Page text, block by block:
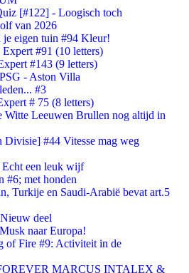
[#122] - Loogisch toch
van 2026
je eigen tuin #94 Kleur!
Expert #91 (10 letters)
#143 (9 letters)
- Aston Villa
#3
# 75 (8 letters)
Witte Leeuwen Brullen nog altijd in
Divisie] #44 Vitesse mag weg
een leuk wijf
#6; met honden
Turkije en Saudi-Arabië bevat art.5
deel
naar Europa!
of Fire #9: Activiteit in de
MARCUS INTALEX &